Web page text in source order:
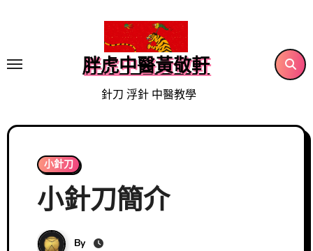
胖虎中醫黃敬軒
針刀 浮針 中醫教學
小針刀
小針刀簡介
By